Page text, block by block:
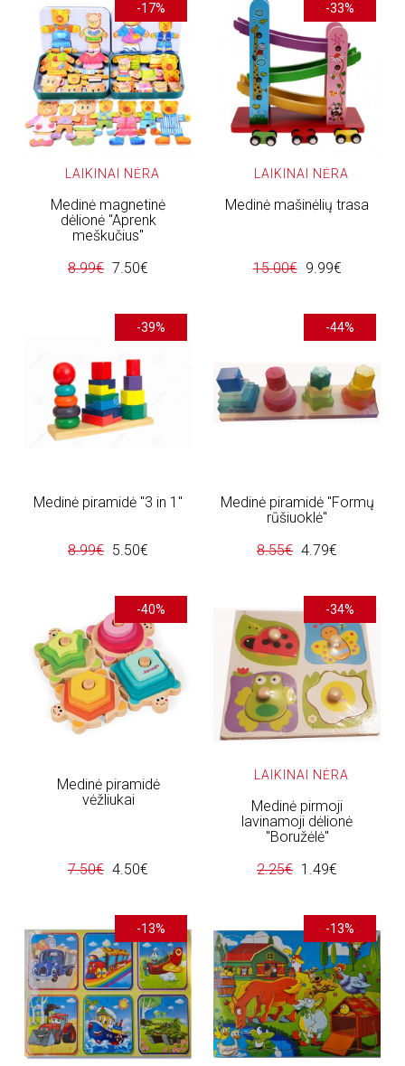
-17%
LAIKINAI NĖRA
Medinė magnetinė
dėlionė "Aprenk
meškučius"
8.99€ 7.50€
-33%
LAIKINAI NĖRA
Medinė mašinėlių trasa
15.00€ 9.99€
-39%
Medinė piramidė "3 in 1"
8.99€ 5.50€
-44%
Medinė piramidė "Formų
rūšiuoklė"
8.55€ 4.79€
-40%
Medinė piramidė
vėžliukai
7.50€ 4.50€
-34%
LAIKINAI NĖRA
Medinė pirmoji
lavinamoji dėlionė
"Boružėlė"
2.25€ 1.49€
-13% -13%